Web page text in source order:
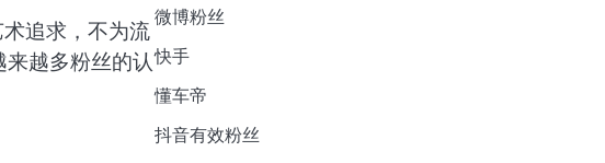
追求，不为流
越多粉丝的认
微博粉丝
快手
懂车帝
抖音有效粉丝